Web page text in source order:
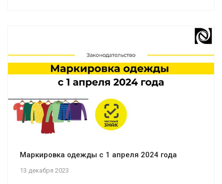
13 декабря 2023
Маркировка одежды с 1 апреля 2024 года